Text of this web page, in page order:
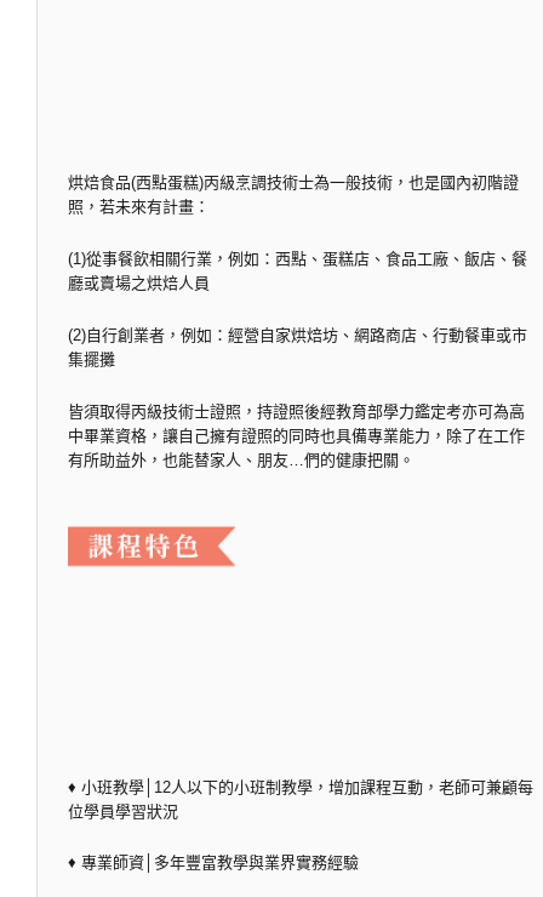
烘焙食品(西點蛋糕)丙級烹調技術士為一般技術，也是國內初階證
照，若未來有計畫：
(1)從事餐飲相關行業，例如：西點、蛋糕店、食品工廠、飯店、餐
廳或賣場之烘焙人員
(2)自行創業者，例如：經營自家烘焙坊、網路商店、行動餐車或市
集擺攤
皆須取得丙級技術士證照，持證照後經教育部學力鑑定考亦可為高
中畢業資格，讓自己擁有證照的同時也具備專業能力，除了在工作
有所助益外，也能替家人、朋友…們的健康把關。
♦ 小班教學│12人以下的小班制教學，增加課程互動，老師可兼顧每
位學員學習狀況
♦ 專業師資│多年豐富教學與業界實務經驗